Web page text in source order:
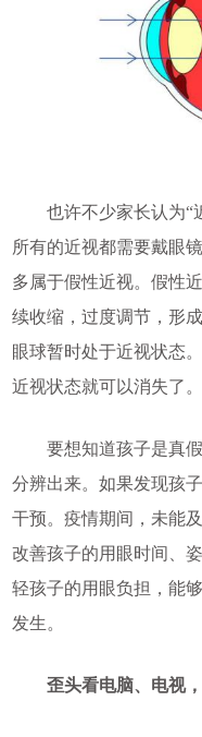
也许不少家长认为“近
所有的近视都需要戴眼
多属于假性近视。假性
续收缩，过度调节，形
眼球暂时处于近视状态
近视状态就可以消失了。
要想知道孩子是真假
分辨出来。如果发现孩
干预。疫情期间，未能
改善孩子的用眼时间、
轻孩子的用眼负担，能
发生。
歪头看电脑、电视，